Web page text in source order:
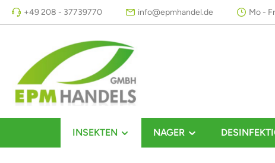
Hauptinhalt springen
Zur Suche springen
Zur Hauptnavigation springen
+49 208 - 37739770 info@epmhandel.de Mo -
INSEKTEN NAGER